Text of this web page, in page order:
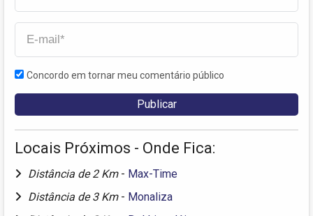
Concordo em tornar meu comentário público
Locais Próximos - Onde Fica:
Distância de 2 Km - Max-Time
Distância de 3 Km - Monaliza